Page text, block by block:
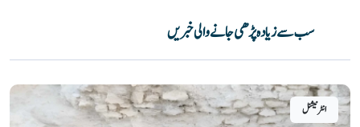
سب سے زیادہ پڑھی جانے والی خبریں
انٹرنیشنل